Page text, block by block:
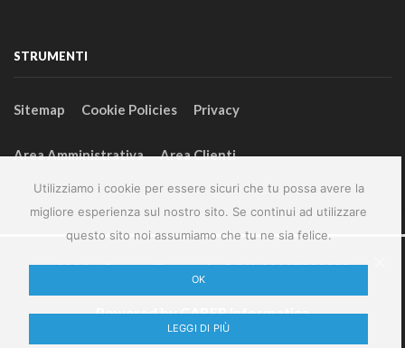
Utilizziamo i cookie per essere sicuri che tu possa avere la
migliore esperienza sul nostro sito. Se continui ad utilizzare
questo sito noi assumiamo che tu ne sia felice.
OK
LEGGI DI PIÙ
STRUMENTI
Sitemap Cookie Policies Privacy
Area Amministrativa Area Clienti
2024 – GeneralFarm srl – P.IVA 00127580355
Powered byCABER Informatica